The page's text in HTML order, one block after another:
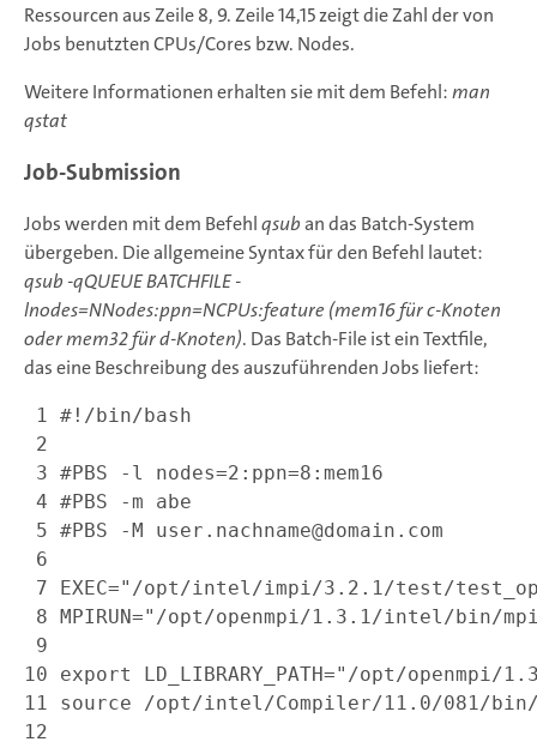
Ressourcen aus Zeile 8, 9. Zeile 14,15 zeigt die Zahl der von
Jobs benutzten CPUs/Cores bzw. Nodes.
Weitere Informationen erhalten sie mit dem Befehl:man
qstat
Job-Submission
Jobs werden mit dem Befehlqsuban das Batch-System
übergeben. Die allgemeine Syntax für den Befehl lautet:
qsub -qQUEUE BATCHFILE -
lnodes=NNodes:ppn=NCPUs:feature (mem16 für c-Knoten
oder mem32 für d-Knoten). Das Batch-File ist ein Textfile,
das eine Beschreibung des auszuführenden Jobs liefert:
1
2
3
4
5
6
7
8
9
10
11
12